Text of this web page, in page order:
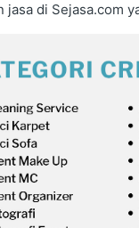
jasa di Sejasa.com